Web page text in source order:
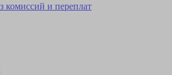
комиссий и переплат